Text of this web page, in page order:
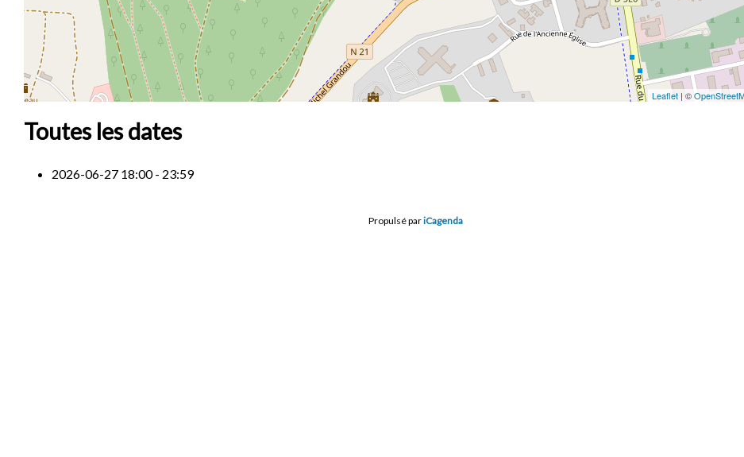
Leaflet| ©
Toutes les dates
2026-06-27 18:00 - 23:59
Propulsé pariCagenda